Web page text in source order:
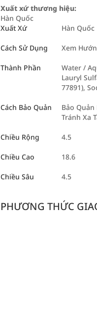
Xuất xứ thương hiệu:
Hàn Quốc
Xuất Xứ
Hàn Quốc
Cách Sử Dụng Xem
Thành Phần
Water /
Lauryl
77891),
Cách Bảo Quản
Bảo
Tránh Xa
Chiều Rộng 4.5
Chiều Cao 18.6
Chiều Sâu 4.5
PHƯƠNG THỨC